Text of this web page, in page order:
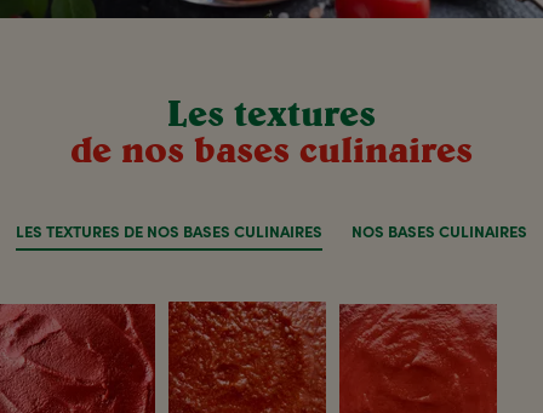
Les textures
de nos bases culinaires
LES TEXTURES DE NOS BASES CULINAIRES NOS BASES CULINAIRES